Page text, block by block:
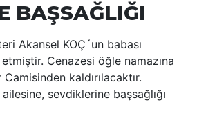
BAŞSAĞLIĞI
Akansel KOÇ´un babası
Cenazesi öğle namazına
kaldırılacaktır.
sevdiklerine başsağlığı